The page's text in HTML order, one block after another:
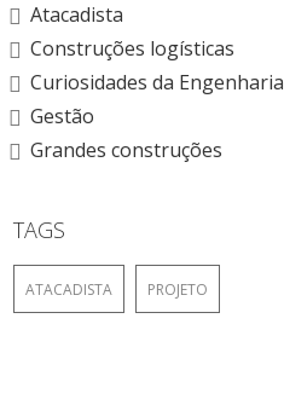
Atacadista
Construções logísticas
Curiosidades da Engenharia
Gestão
Grandes construções
TAGS
ATACADISTA PROJETO